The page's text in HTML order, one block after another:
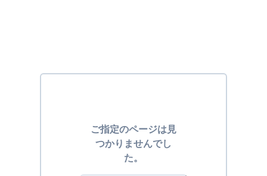
ご指定のページは見
つかりませんでし
た。